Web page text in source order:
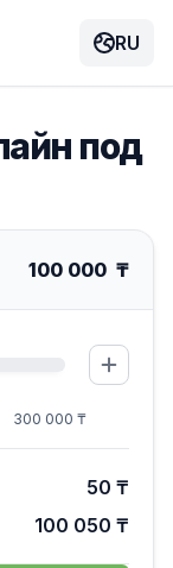
RU
под
100 000 ₸
300 000 ₸
50 ₸
100 050 ₸